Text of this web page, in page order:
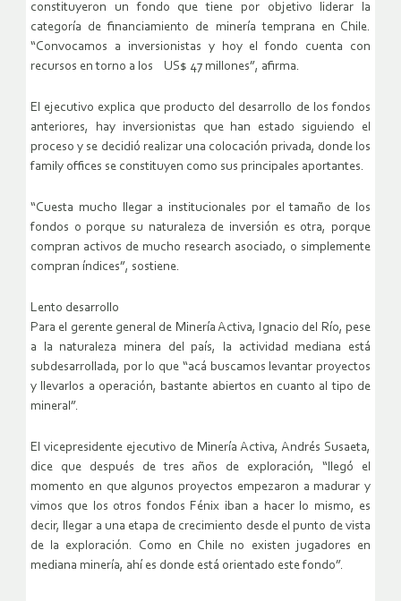
constituyeron un fondo que tiene por objetivo liderar la
categoría de financiamiento de minería temprana en Chile.
“Convocamos a inversionistas y hoy el fondo cuenta con
recursos en torno a los US$ 47 millones”, afirma.
El ejecutivo explica que producto del desarrollo de los fondos
anteriores, hay inversionistas que han estado siguiendo el
proceso y se decidió realizar una colocación privada, donde los
family offices se constituyen como sus principales aportantes.
“Cuesta mucho llegar a institucionales por el tamaño de los
fondos o porque su naturaleza de inversión es otra, porque
compran activos de mucho research asociado, o simplemente
compran índices”, sostiene.
Lento desarrollo
Para el gerente general de Minería Activa, Ignacio del Río, pese
a la naturaleza minera del país, la actividad mediana está
subdesarrollada, por lo que “acá buscamos levantar proyectos
y llevarlos a operación, bastante abiertos en cuanto al tipo de
mineral”.
El vicepresidente ejecutivo de Minería Activa, Andrés Susaeta,
dice que después de tres años de exploración, “llegó el
momento en que algunos proyectos empezaron a madurar y
vimos que los otros fondos Fénix iban a hacer lo mismo, es
decir, llegar a una etapa de crecimiento desde el punto de vista
de la exploración. Como en Chile no existen jugadores en
mediana minería, ahí es donde está orientado este fondo”.